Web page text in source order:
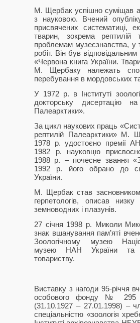
М. Щербак успішно суміщав
з науковою. Вчений
присвячених систематиці,
тварин, зокрема
проблемам музеєзнавства, у
робіт. Він був
«Червона книга України.
М. Щербаку належать
перебування в мордовських
У 1972 р. в Інституті
докторську дисертацію
Палеарктики».
За цикл наукових праць
рептилій Палеарктики» М.
1978 р. удостоєно премії
1982 р. науковцю
1988 р. – почесне звання
1992 р. його обрано до
України.
М. Щербак став засновником
герпетологів, описав
земноводних і плазунів.
27 січня 1998 р. Миколи
знак вшанування пам’яті
Зоологічному музею
музею НАН України та
товариству.
Виставку з нагоди 95-річчя
особового фонду № 295
(31.10.1927 – 27.01.1998) –
спеціальністю «зоологія